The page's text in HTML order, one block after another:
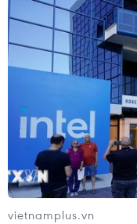
#Mùa mưa #Mưa
#Hiệu ứng nhà kính
Theo dõi VietnamPlus
vietnamplus.vn